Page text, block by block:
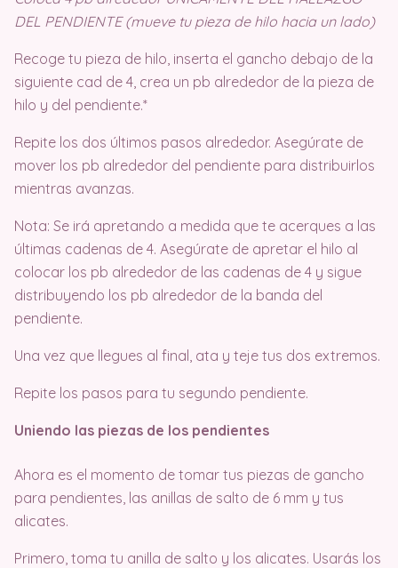
DEL PENDIENTE (mueve tu pieza de hilo hacia un lado)
Recoge tu pieza de hilo, inserta el gancho debajo de la
siguiente cad de 4, crea un pb alrededor de la pieza de
hilo y del pendiente.*
Repite los dos últimos pasos alrededor. Asegúrate de
mover los pb alrededor del pendiente para distribuirlos
mientras avanzas.
Nota: Se irá apretando a medida que te acerques a las
últimas cadenas de 4. Asegúrate de apretar el hilo al
colocar los pb alrededor de las cadenas de 4 y sigue
distribuyendo los pb alrededor de la banda del
pendiente.
Una vez que llegues al final, ata y teje tus dos extremos.
Repite los pasos para tu segundo pendiente.
Uniendo las piezas de los pendientes
Ahora es el momento de tomar tus piezas de gancho
para pendientes, las anillas de salto de 6 mm y tus
alicates.
Primero, toma tu anilla de salto y los alicates. Usarás los